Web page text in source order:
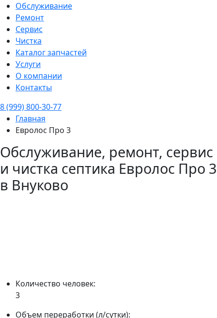
Обслуживание
Ремонт
Сервис
Чистка
Каталог запчастей
Услуги
О компании
Контакты
8 (999) 800-30-77
Главная
Евролос Про 3
Обслуживание, ремонт, сервис
и чистка септика Евролос Про 3
в Внуково
Количество человек:
3
Объем переработки (л/сутки):